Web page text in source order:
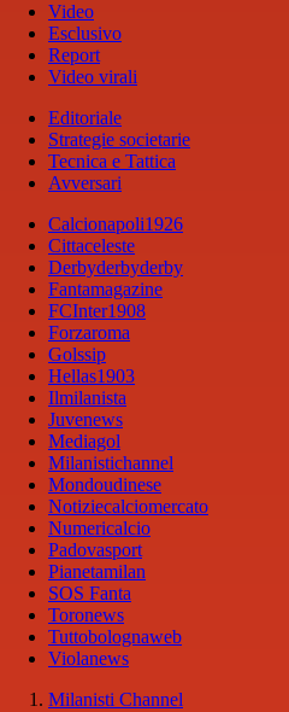
Video
Esclusivo
Report
Video virali
Editoriale
Strategie societarie
Tecnica e Tattica
Avversari
Calcionapoli1926
Cittaceleste
Derbyderbyderby
Fantamagazine
FCInter1908
Forzaroma
Golssip
Hellas1903
Ilmilanista
Juvenews
Mediagol
Milanistichannel
Mondoudinese
Notiziecalciomercato
Numericalcio
Padovasport
Pianetamilan
SOS Fanta
Toronews
Tuttobolognaweb
Violanews
Milanisti Channel